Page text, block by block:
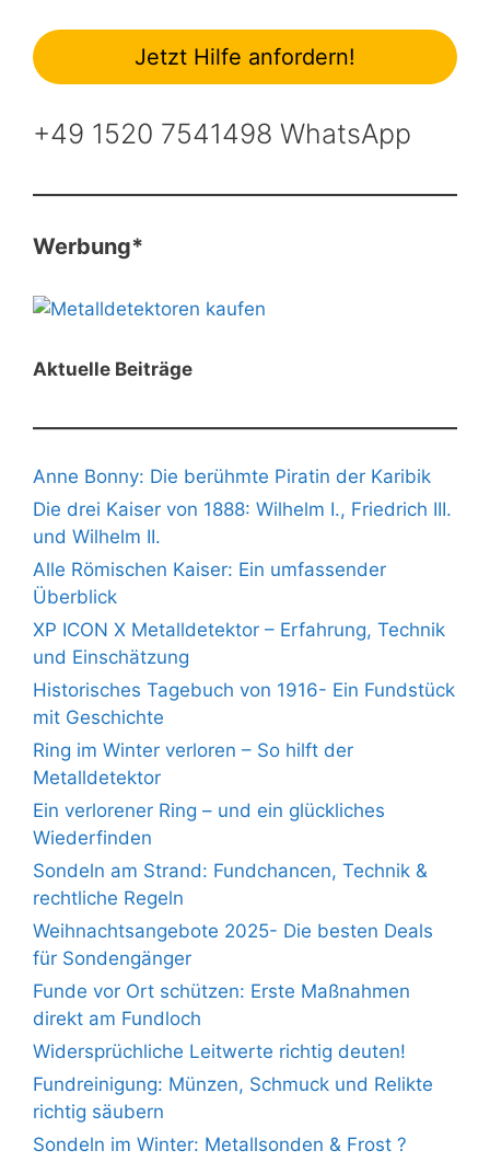
Jetzt Hilfe anfordern!
+49 1520 7541498 WhatsApp
Werbung*
Aktuelle Beiträge
Anne Bonny: Die berühmte Piratin der Karibik
Die drei Kaiser von 1888: Wilhelm I., Friedrich III.
und Wilhelm II.
Alle Römischen Kaiser: Ein umfassender
Überblick
XP ICON X Metalldetektor – Erfahrung, Technik
und Einschätzung
Historisches Tagebuch von 1916- Ein Fundstück
mit Geschichte
Ring im Winter verloren – So hilft der
Metalldetektor
Ein verlorener Ring – und ein glückliches
Wiederfinden
Sondeln am Strand: Fundchancen, Technik &
rechtliche Regeln
Weihnachtsangebote 2025- Die besten Deals
für Sondengänger
Funde vor Ort schützen: Erste Maßnahmen
direkt am Fundloch
Widersprüchliche Leitwerte richtig deuten!
Fundreinigung: Münzen, Schmuck und Relikte
richtig säubern
Sondeln im Winter: Metallsonden & Frost ?